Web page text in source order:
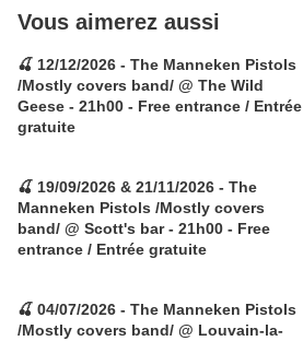
Vous aimerez aussi
🍒 12/12/2026 - The Manneken Pistols
/Mostly covers band/ @ The Wild
Geese - 21h00 - Free entrance / Entrée
gratuite
🍒 19/09/2026 & 21/11/2026 - The
Manneken Pistols /Mostly covers
band/ @ Scott's bar - 21h00 - Free
entrance / Entrée gratuite
🍒 04/07/2026 - The Manneken Pistols
/Mostly covers band/ @ Louvain-la-